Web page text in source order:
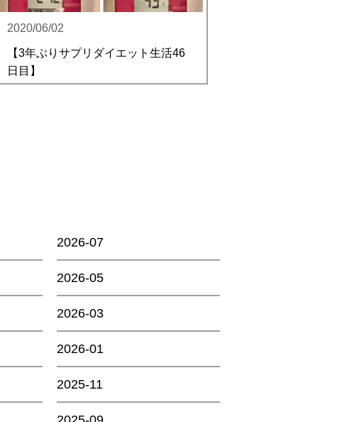
2020/06/02
【3年ぶりサプリダイエット生活46
日目】
2026-07
2026-05
2026-03
2026-01
2025-11